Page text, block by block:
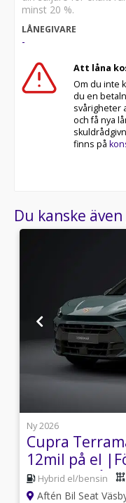
minst 20 %.
LÅNEGIVARE
-
Att låna
Om du inte
du en
svårigheter
och få nya
finns på
Du kanske
Ny 2026
Cupra
12mil på el
3.359kr/mån
Hybrid el/bensin
Aftén Bil Seat